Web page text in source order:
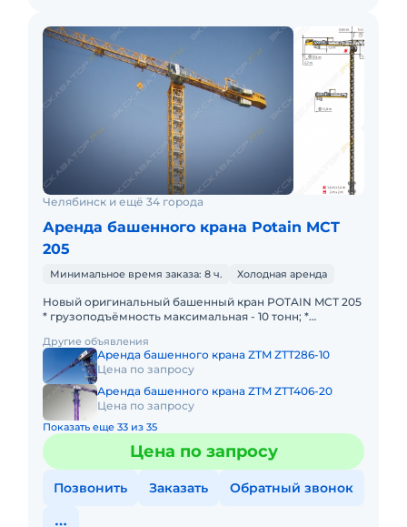
Челябинск и ещё 34 города
Аренда башенного крана Potain MCT
205
Минимальное время заказа: 8 ч. Холодная аренда
Новый оригинальный башенный кран POTAIN MCТ 205
* грузоподъёмность максимальная - 10 тонн; *
Способ перемещени
Другие объявления
Аренда башенного крана ZTM ZTT286-10
Цена по запросу
Аренда башенного крана ZTM ZTT406-20
Цена по запросу
Показать еще 33 из 35
Цена по запросу
Позвонить Заказать Обратный звонок